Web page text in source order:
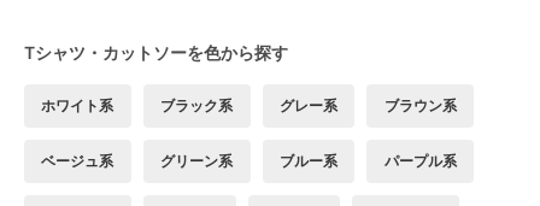
Tシャツ・カットソーを色から探す
ホワイト系 ブラック系 グレー系 ブラウン系
ベージュ系 グリーン系 ブルー系 パープル系